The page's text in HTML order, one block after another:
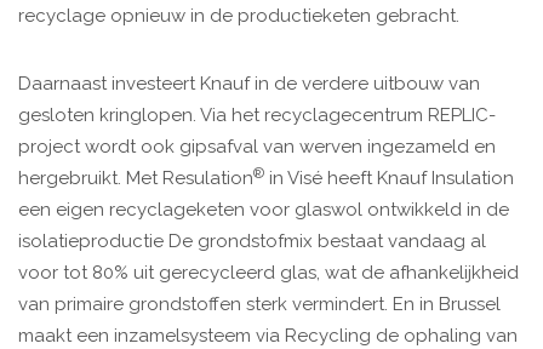
recyclage opnieuw in de productieketen gebracht.
Daarnaast investeert Knauf in de verdere uitbouw van
gesloten kringlopen. Via het recyclagecentrum REPLIC-
project wordt ook gipsafval van werven ingezameld en
hergebruikt. Met Resulation® in Visé heeft Knauf Insulation
een eigen recyclageketen voor glaswol ontwikkeld in de
isolatieproductie De grondstofmix bestaat vandaag al
voor tot 80% uit gerecycleerd glas, wat de afhankelijkheid
van primaire grondstoffen sterk vermindert. En in Brussel
maakt een inzamelsysteem via Recycling de ophaling van